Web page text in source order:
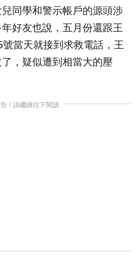
同學和警示帳戶的源頭涉
好友也說，五月份還跟王
當天就接到求救電話，王
，疑似遭到相當大的壓
/ 請繼續往下閱讀